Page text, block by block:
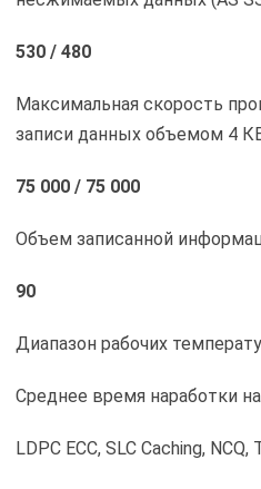
530 / 480
Максимальная скорость
записи данных объемом 4
75 000 / 75 000
Объем записанной
90
Диапазон рабочих
Среднее время наработки
LDPC ECC, SLC Caching, NCQ,